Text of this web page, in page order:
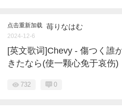
点击重新加载 苺りなはむ
2024-12-6
[英文歌词]Chevy - 傷つく誰
きたなら(使一颗心免于哀伤)
732 0